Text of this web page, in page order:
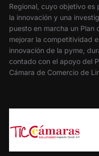
Regional, cuyo objetivo es
la innovación y una
puesto en marcha un
mejorar la competitividad
innovación de la pyme,
contado con el apoyo del
Cámara de Comercio de